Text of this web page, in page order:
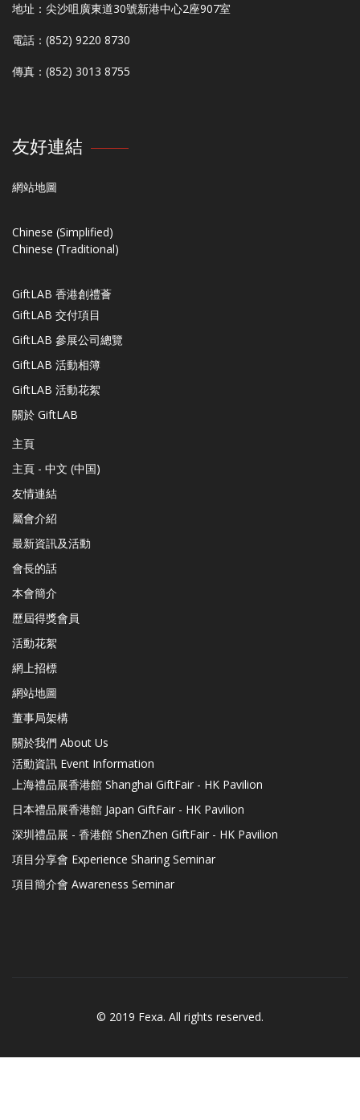
地址：尖沙咀廣東道30號新港中心2座907室
電話：(852) 9220 8730
傳真：(852) 3013 8755
友好連結
網站地圖
Chinese (Simplified)
Chinese (Traditional)
GiftLAB 香港創禮薈
GiftLAB 交付項目
GiftLAB 參展公司總覽
GiftLAB 活動相簿
GiftLAB 活動花絮
關於 GiftLAB
主頁
主頁 - 中文 (中国)
友情連結
屬會介紹
最新資訊及活動
會長的話
本會簡介
歷屆得獎會員
活動花絮
網上招標
網站地圖
董事局架構
關於我們 About Us
活動資訊 Event Information
上海禮品展香港館 Shanghai GiftFair - HK Pavilion
日本禮品展香港館 Japan GiftFair - HK Pavilion
深圳禮品展 - 香港館 ShenZhen GiftFair - HK Pavilion
項目分享會 Experience Sharing Seminar
項目簡介會 Awareness Seminar
© 2019 Fexa. All rights reserved.